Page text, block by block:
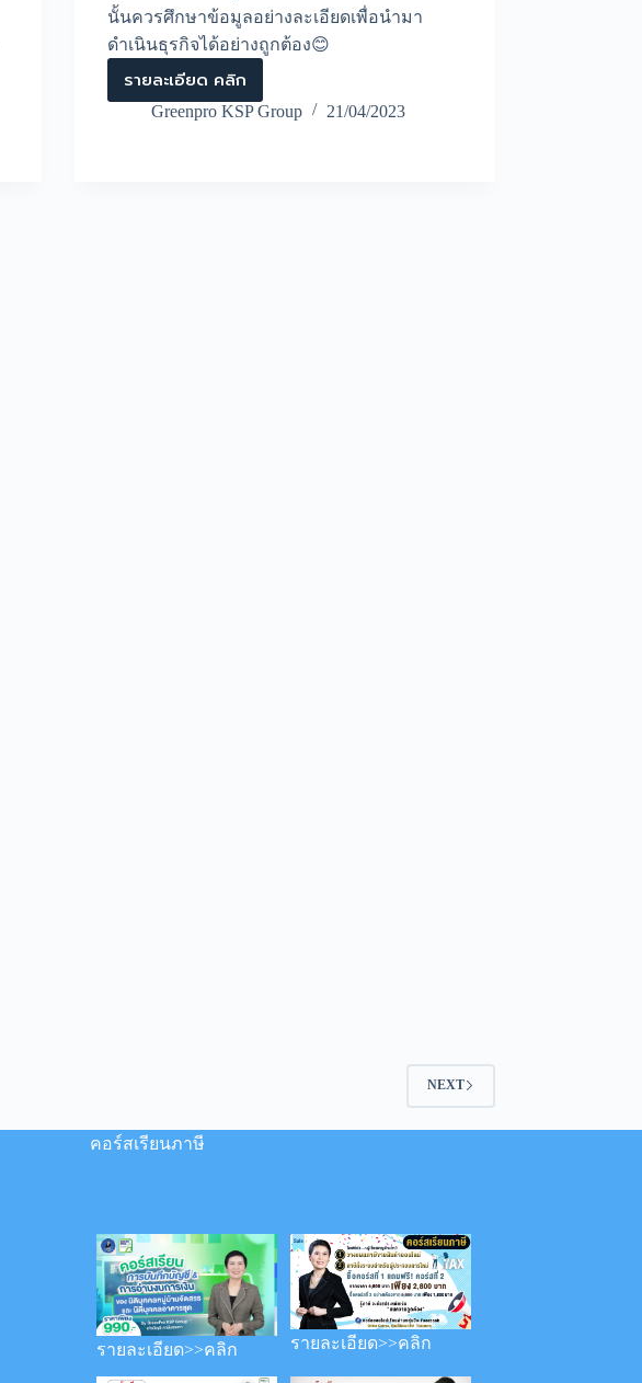
นั้นควรศึกษาข้อมูลอย่างละเอียดเพื่อนำมา
ดำเนินธุรกิจได้อย่างถูกต้อง😊
รายละเอียด คลิก
ธุรกิจ
โรง
พยาบาล
Greenpro KSP Group 21/04/2023
NEXT
คอร์สเรียนภาษี
รายละเอียด>>คลิก รายละเอียด>>คลิก